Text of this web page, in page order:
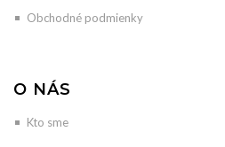
Obchodné podmienky
O NÁS
Kto sme